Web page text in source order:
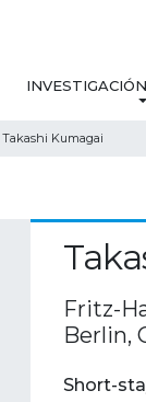
INVESTIGACIÓN
Takashi Kumagai
Fritz-
Berlin,
Short-